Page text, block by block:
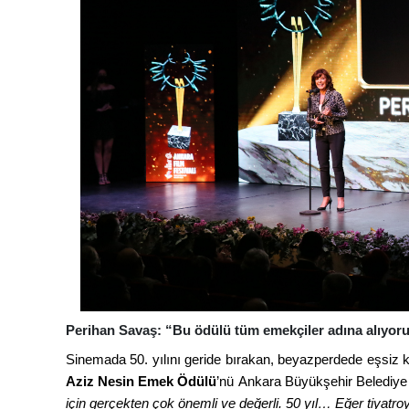
Perihan Savaş: “Bu ödülü tüm emekçiler adına
Sinemada 50. yılını geride bırakan, beyazperdede
Aziz Nesin Emek Ödülü’nü Ankara Büyükşehir
için gerçekten çok önemli ve değerli. 50 yıl… Eğer